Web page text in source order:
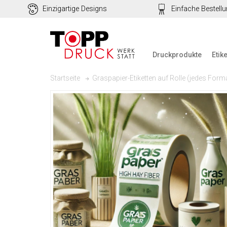
Einzigartige Designs Einfache
Druckprodukte
Startseite Graspapier-Etiketten auf Rolle (jedes